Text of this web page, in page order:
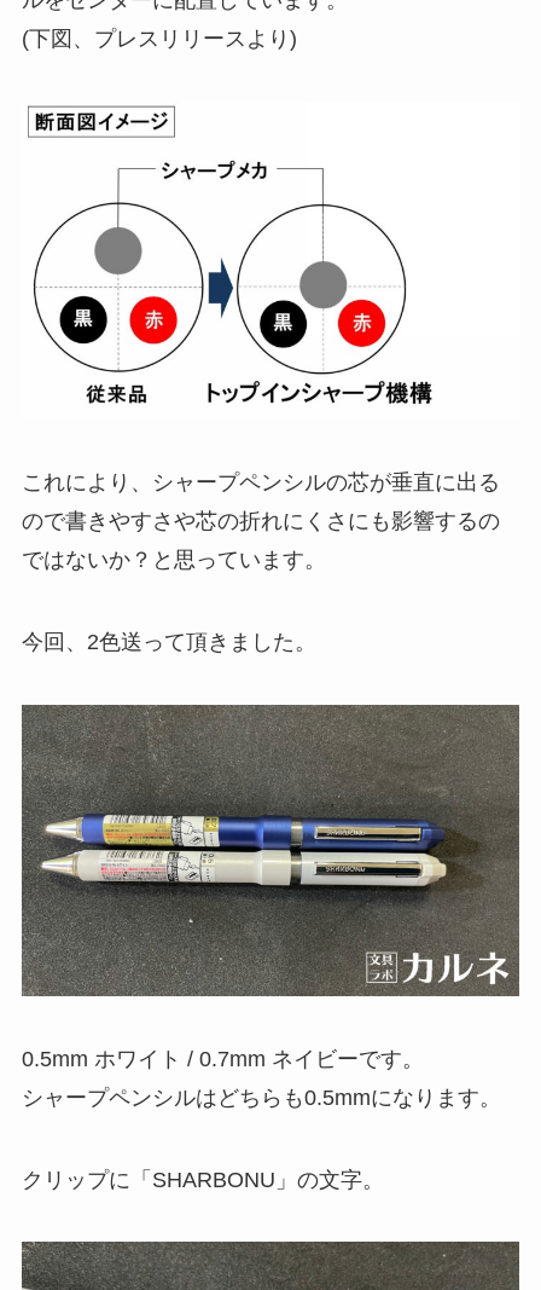
(下図、プレスリリースより)
これにより、シャープペンシルの芯が垂直に出る
ので書きやすさや芯の折れにくさにも影響するの
ではないか？と思っています。
今回、2色送って頂きました。
0.5mm ホワイト / 0.7mm ネイビーです。
シャープペンシルはどちらも0.5mmになります。
クリップに「SHARBONU」の文字。